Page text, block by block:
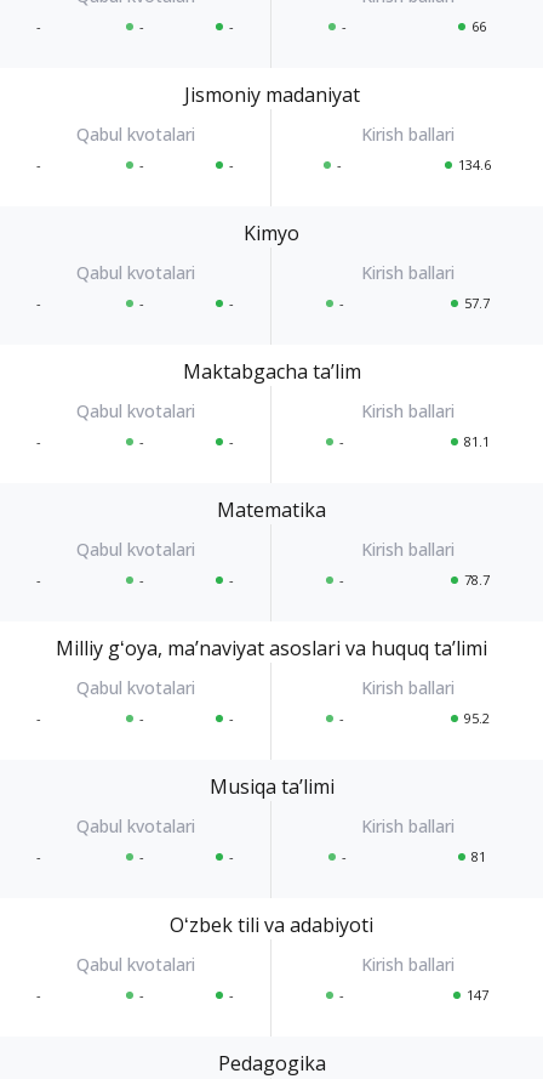
- - - - 66
Jismoniy madaniyat
- - - - 134.6
Kimyo
- - - - 57.7
Maktabgacha taʼlim
- - - - 81.1
Matematika
- - - - 78.7
Milliy gʻoya, maʼnaviyat asoslari va huquq taʼlimi
- - - - 95.2
Musiqa taʼlimi
- - - - 81
Oʻzbek tili va adabiyoti
- - - - 147
Pedagogika